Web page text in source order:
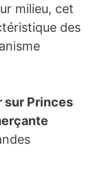
milieu, cet
des
sur Princes